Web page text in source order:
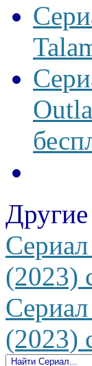
Другие
(2023)
(2023)